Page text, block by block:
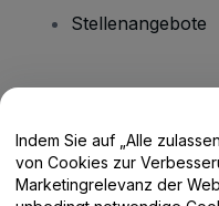
Stellenangebote
Hilfe-Center /
Indem Sie auf „Alle
von Cookies zur
Marketingrelevanz der Website zu. Ansonsten